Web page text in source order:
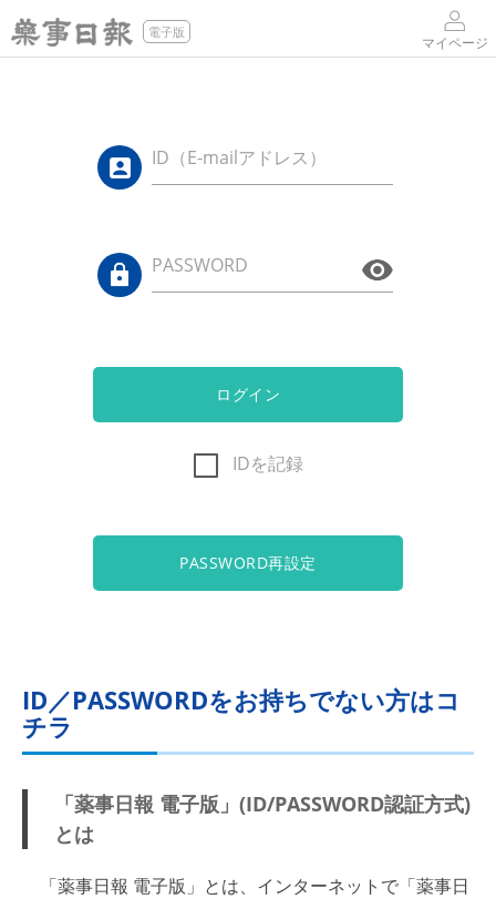
電子版
マイページ
ID（E-mailアドレス）
PASSWORD
ログイン
IDを記録
PASSWORD再設定
ID／PASSWORDをお持ちでない方はコ
チラ
「薬事日報 電子版」(ID/PASSWORD認証方式)
とは
「薬事日報 電子版」とは、インターネットで「薬事日